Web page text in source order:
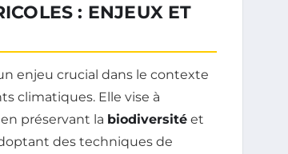
: ENJEUX ET
enjeu crucial dans le contexte
climatiques. Elle vise à
préservant la biodiversité et
des techniques de